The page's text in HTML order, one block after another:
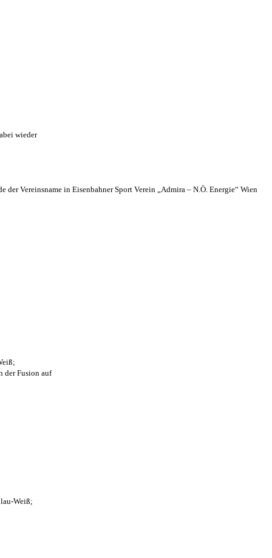
wieder
der Vereinsname in Eisenbahner Sport Verein „Admira – N.Ö. Energie“ Wien
der Fusion auf
Weiß;